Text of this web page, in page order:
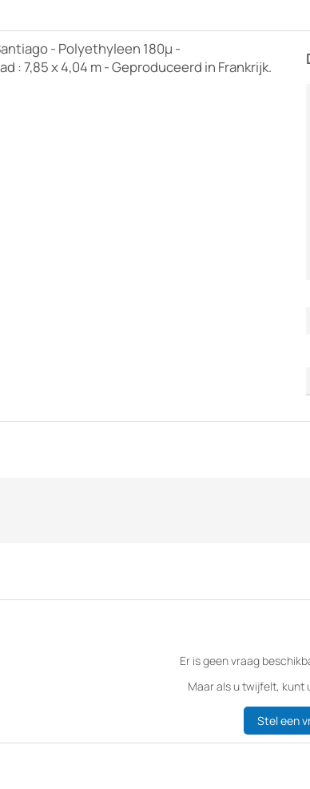
- Polyethyleen 180µ -
: 7,85 x 4,04 m - Geproduceerd in Frankrijk.
Er is geen vraag
Maar als u twijfelt, kunt
Stel een